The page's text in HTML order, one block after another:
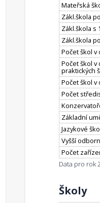
Mateřská
Zákl.škola
Zákl.škola s
Zákl.škola
Počet škol v
Počet škol
praktických
Počet škol
Počet
Základní
Jazykové
Vyšší
Počet
Data pro rok
Školy